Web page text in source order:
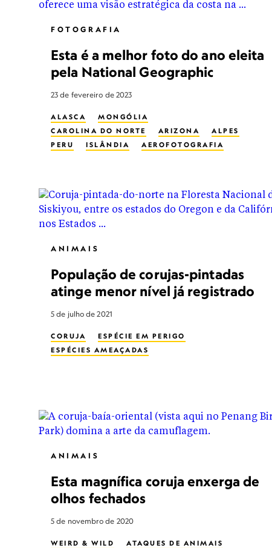
FOTOGRAFIA
Esta é a melhor foto do ano eleita
pela National Geographic
23 de fevereiro de 2023
ALASCA
MONGÓLIA
CAROLINA DO NORTE
ARIZONA
ALPES
PERU
ISLÂNDIA
AEROFOTOGRAFIA
FOTOGRAFIA NOTURNA
ASTROFOTOGRAFIA
NOMADISMO
ANIMAIS
População de corujas-pintadas
atinge menor nível já registrado
5 de julho de 2021
CORUJA
ESPÉCIE EM PERIGO
ESPÉCIES AMEAÇADAS
ANIMAIS
Esta magnífica coruja enxerga de
olhos fechados
5 de novembro de 2020
WEIRD & WILD
ATAQUES DE ANIMAIS